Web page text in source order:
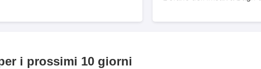
i prossimi 10 giorni